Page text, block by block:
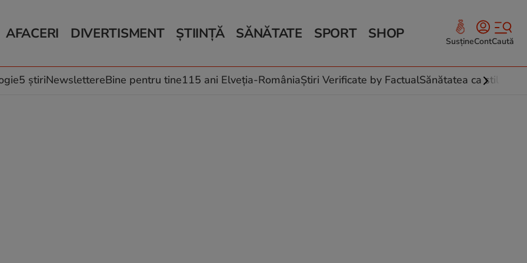
AFACERI
Auto
Locuri de muncă
DIVERTISMENT
Horoscop
Muzică și Filme
ȘTIINȚĂ
Schimbări climatice
SĂNĂTATE
Relații
Rețete culinare
SPORT SHOP SusțineContCaută
5 știriNewslettereBine pentru tine115 ani Elveția-RomâniaȘtiri Verificate by FactualSănătatea ca stil de